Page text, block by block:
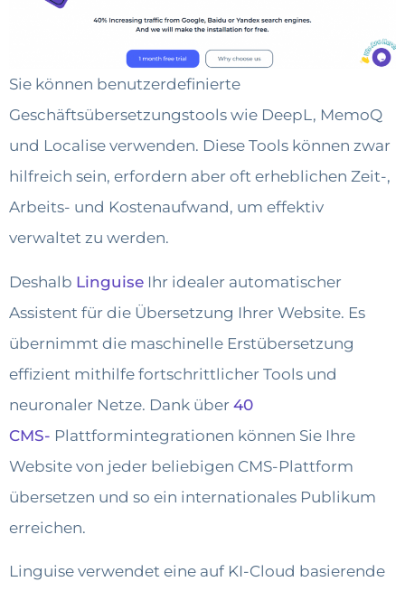
Sie können benutzerdefinierte
Geschäftsübersetzungstools wie DeepL, MemoQ
und Localise verwenden. Diese Tools können zwar
hilfreich sein, erfordern aber oft erheblichen Zeit-,
Arbeits- und Kostenaufwand, um effektiv
verwaltet zu werden.
Deshalb Linguise Ihr idealer automatischer
Assistent für die Übersetzung Ihrer Website. Es
übernimmt die maschinelle Erstübersetzung
effizient mithilfe fortschrittlicher Tools und
neuronaler Netze. Dank über 40
CMS- Plattformintegrationen können Sie Ihre
Website von jeder beliebigen CMS-Plattform
übersetzen und so ein internationales Publikum
erreichen.
Linguise verwendet eine auf KI-Cloud basierende